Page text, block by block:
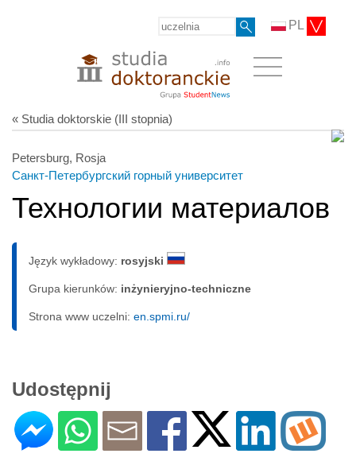
PL
« Studia doktorskie (III stopnia)
Petersburg, Rosja
Санкт-Петербургский горный университет
Технологии материалов
Język wykładowy: rosyjski
Grupa kierunków: inżynieryjno-techniczne
Strona www uczelni: en.spmi.ru/
Udostępnij